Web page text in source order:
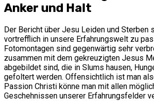
Anker und Halt
Der Bericht über Jesu Leiden und Sterben
vortrefflich in unsere Erfahrungswelt zu
Fotomontagen sind gegenwärtig sehr
zusammen mit dem gekreuzigten Jesus
abgebildet sind, die in Slums hausen,
gefoltert werden. Offensichtlich ist man
Passion Christi könne man mit allen
Geschehnissen unserer Erfahrungsfelder